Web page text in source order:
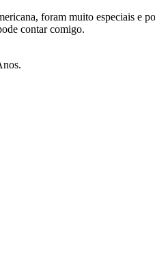
foram muito especiais e
contar comigo.